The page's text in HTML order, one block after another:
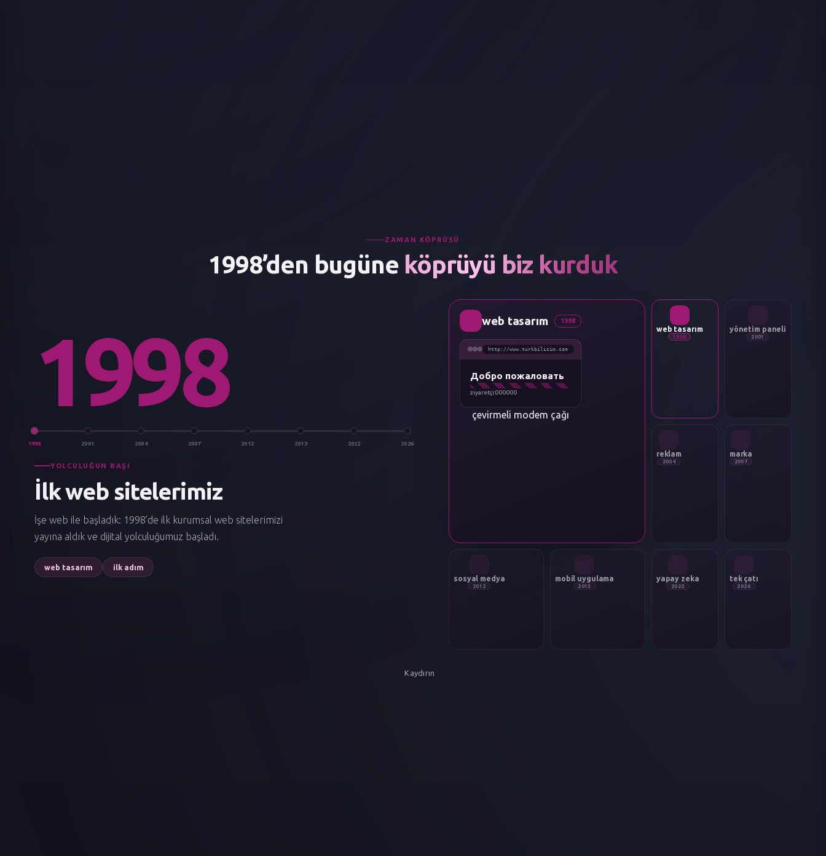
ZAMAN KÖPRÜSÜ
1998’den bugüne köprüyü biz kurduk
1998
1998 2001 2004 2007 2012 2013 2022 2026
YOLCULUĞUN BAŞI
İlk web sitelerimiz
İşe web ile başladık: 1998’de ilk kurumsal web sitelerimizi
yayına aldık ve dijital yolculuğumuz başladı.
web tasarım ilk adım
web tasarım 1998
http://www.turkbilisim.com
Добро пожаловать
ziyaretçi:000128
çevirmeli modem çağı
1998
web tasarım
2001
yönetim paneli
2004
reklam
2007
marka
2012
sosyal medya
2013
mobil uygulama
2022
yapay zeka
2026
tek çatı
Kaydırın